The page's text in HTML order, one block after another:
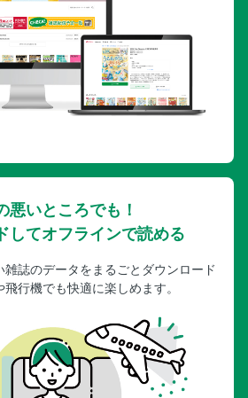
悪いところでも！
してオフラインで読める
雑誌のデータをまるごとダウンロード
行機でも快適に楽しめます。